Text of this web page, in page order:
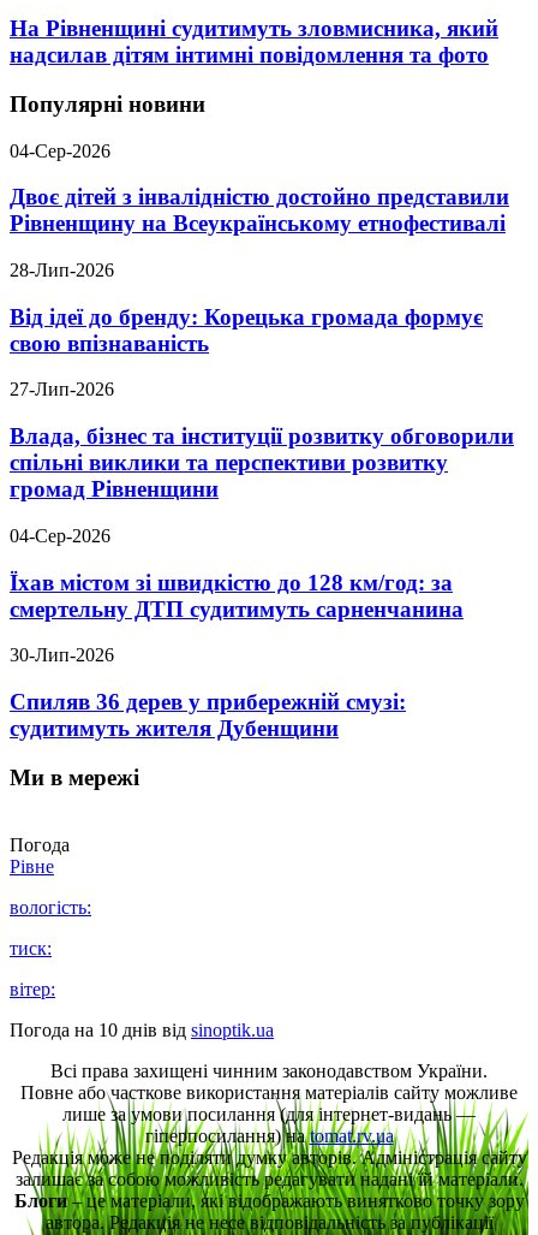
На Рівненщині судитимуть зловмисника, який
надсилав дітям інтимні повідомлення та фото
Популярні новини
04-Сер-2026
Двоє дітей з інвалідністю достойно представили
Рівненщину на Всеукраїнському етнофестивалі
28-Лип-2026
Від ідеї до бренду: Корецька громада формує
свою впізнаваність
27-Лип-2026
Влада, бізнес та інституції розвитку обговорили
спільні виклики та перспективи розвитку
громад Рівненщини
04-Сер-2026
Їхав містом зі швидкістю до 128 км/год: за
смертельну ДТП судитимуть сарненчанина
30-Лип-2026
Спиляв 36 дерев у прибережній смузі:
судитимуть жителя Дубенщини
Ми в мережі
Погода
Рівне
вологість:
тиск:
вітер:
Погода на 10 днів від sinoptik.ua
Всі права захищені чинним законодавством України.
Повне або часткове використання матеріалів сайту можливе
лише за умови посилання (для інтернет-видань —
гіперпосилання) наtomat.rv.ua
Редакція може не поділяти думку авторів. Адміністрація сайту
залишає за собою можливість редагувати надані їй матеріали.
Блоги– це матеріали, які відображають винятково точку зору
автора. Редакція не несе відповідальність за публікації